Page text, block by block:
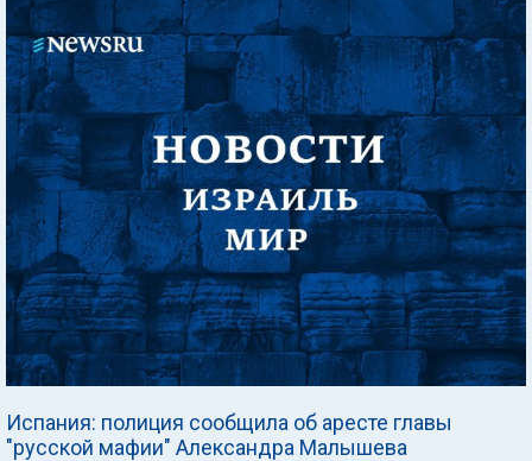
Испания: полиция сообщила об аресте главы
"русской мафии" Александра Малышева